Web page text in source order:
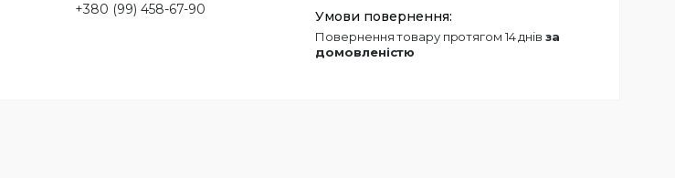
+380 (99) 458-67-90
повернення товару протягом 14 днів за
домовленістю